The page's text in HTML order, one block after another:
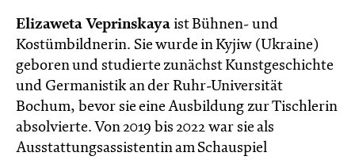
Elizaweta Veprinskaya ist Bühnen- und
Kostümbildnerin. Sie wurde in Kyjiw (Ukraine)
geboren und studierte zunächst Kunstgeschichte
und Germanistik an der Ruhr-Universität
Bochum, bevor sie eine Ausbildung zur Tischlerin
absolvierte. Von 2019 bis 2022 war sie als
Ausstattungsassistentin am Schauspiel